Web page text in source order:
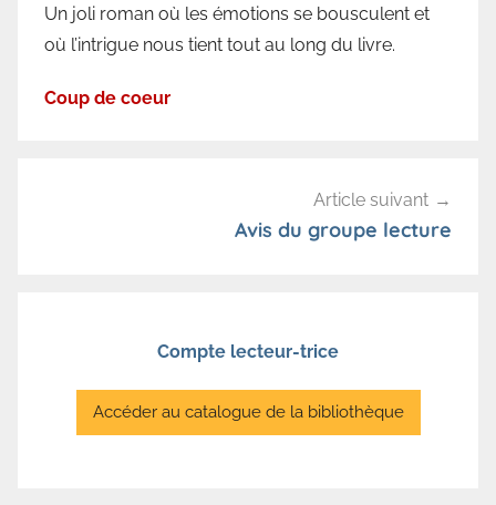
Un joli roman où les émotions se bousculent et
où l’intrigue nous tient tout au long du livre.
Coup de coeur
Article suivant
Avis du groupe lecture
Compte lecteur-trice
Accéder au catalogue de la bibliothèque